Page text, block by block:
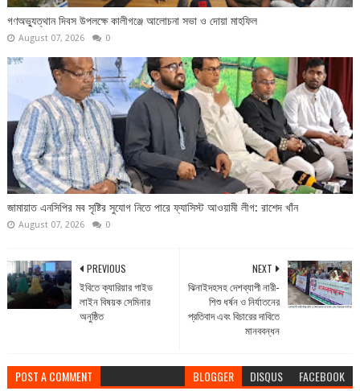
গণঅভ্যুত্থান দিবস উপলক্ষে কালীগঞ্জে আলোচনা সভা ও দোয়া মাহফিল
August 07, 2026 0
জামায়াত এনসিপির মব সৃষ্টির সুযোগ নিতে পারে ফ্যাসিস্ট আওয়ামী লীগ: রাশেদ খাঁন
August 07, 2026 0
NEXT
ঝিনাইদহসহ দেশব্যাপী নারী-
শিশু ধর্ষন ও নির্যাতনের
প্রতিবাদ এবং বিচারের দাবিতে
মানববন্ধন
PREVIOUS
ইবিতে ক্যারিয়ার গাইড
লাইন বিষয়ক সেমিনার
অনুষ্ঠিত
POST A COMMENT BLOGGER DISQUS FACEBOOK